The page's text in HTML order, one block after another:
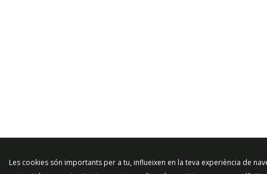
Les cookies són importants per a tu, influeixen en la teva experiència de